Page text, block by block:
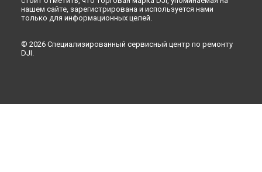
нашем сайте, зарегистрирована и используется нами
только для информационных целей.
© 2026 Специализированный сервисный центр по ремонту
DJI.